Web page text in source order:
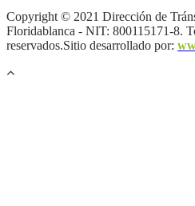
Copyright © 2021 Dirección de
Floridablanca - NIT: 800115171-8.
reservados.Sitio desarrollado por: